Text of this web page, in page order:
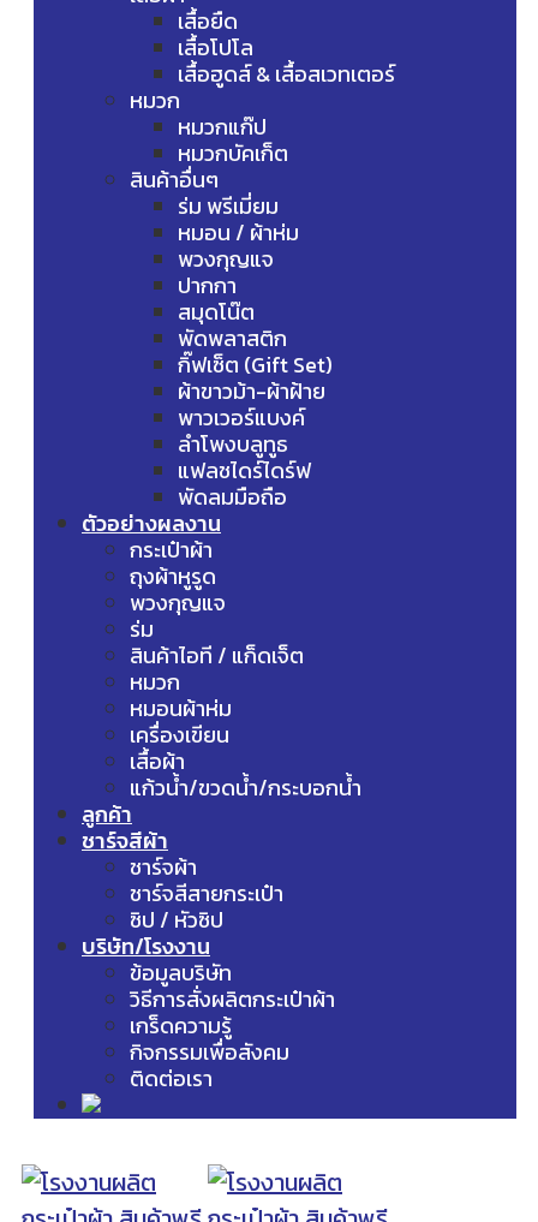
เสื้อยืด
เสื้อโปโล
เสื้อฮูดส์ & เสื้อสเวทเตอร์
หมวก
หมวกแก๊ป
หมวกบัคเก็ต
สินค้าอื่นๆ
ร่ม พรีเมี่ยม
หมอน / ผ้าห่ม
พวงกุญแจ
ปากกา
สมุดโน๊ต
พัดพลาสติก
กิ๊ฟเซ็ต (Gift Set)
ผ้าขาวม้า-ผ้าฝ้าย
พาวเวอร์แบงค์
ลำโพงบลูทูธ
แฟลชไดร์ไดร์ฟ
พัดลมมือถือ
ตัวอย่างผลงาน
กระเป๋าผ้า
ถุงผ้าหูรูด
พวงกุญแจ
ร่ม
สินค้าไอที / แก็ดเจ็ต
หมวก
หมอนผ้าห่ม
เครื่องเขียน
เสื้อผ้า
แก้วน้ำ/ขวดน้ำ/กระบอกน้ำ
ลูกค้า
ชาร์จสีผ้า
ชาร์จผ้า
ชาร์จสีสายกระเป๋า
ซิป / หัวซิป
บริษัท/โรงงาน
ข้อมูลบริษัท
วิธีการสั่งผลิตกระเป๋าผ้า
เกร็ดความรู้
กิจกรรมเพื่อสังคม
ติดต่อเรา